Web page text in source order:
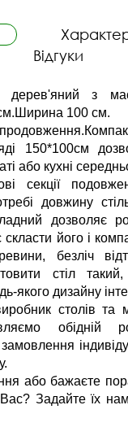
Відгуки
дерев'яний з
100 см.
150*100см
або кухні
секції
довжину
дозволяє
його і
безліч
стіл
якого дизайну
столів та
обідній
або бажаєте
Задайте їх